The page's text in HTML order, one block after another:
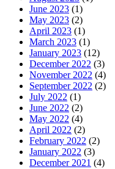
June 2023 (1)
May 2023 (2)
April 2023 (1)
March 2023 (1)
January 2023 (12)
December 2022 (3)
November 2022 (4)
September 2022 (2)
July 2022 (1)
June 2022 (2)
May 2022 (4)
April 2022 (2)
February 2022 (2)
January 2022 (3)
December 2021 (4)